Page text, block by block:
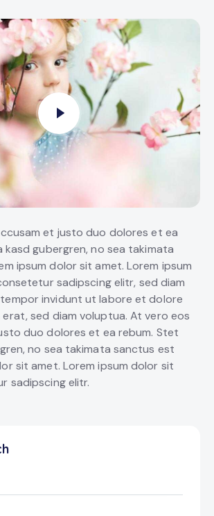
et justo duo dolores et ea
kasd gubergren, no sea takimata
ipsum dolor sit amet. Lorem ipsum
sadipscing elitr, sed diam
invidunt ut labore et dolore
erat, sed diam voluptua. At vero eos
duo dolores et ea rebum. Stet
no sea takimata sanctus est
sit amet. Lorem ipsum dolor sit
sadipscing elitr.